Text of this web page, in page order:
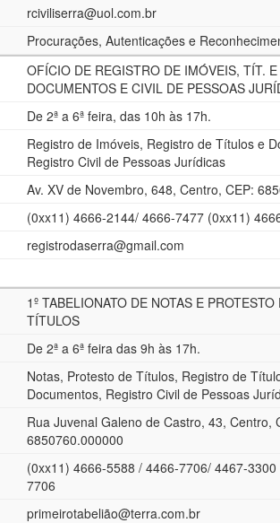
rciviliserra@uol.com.br
Procurações, Autenticações e
OFÍCIO DE REGISTRO DE IMÓVEIS, TÍT. E
DOCUMENTOS E CIVIL DE PESSOAS
De 2ª a 6ª feira, das 10h às 17h.
Registro de Imóveis, Registro de Títulos e
Registro Civil de Pessoas Jurídicas
Av. XV de Novembro, 648, Centro, CEP:
(0xx11) 4666-2144/ 4666-7477 (0xx11)
registrodaserra@gmail.com
1º TABELIONATO DE NOTAS E
TÍTULOS
De 2ª a 6ª feira das 9h às 17h.
Notas, Protesto de Títulos, Registro de
Documentos, Registro Civil de Pessoas
Rua Juvenal Galeno de Castro, 43, Centro,
6850760.000000
(0xx11) 4666-5588 / 4466-7706/ 4467-
7706
primeirotabelião@terra.com.br